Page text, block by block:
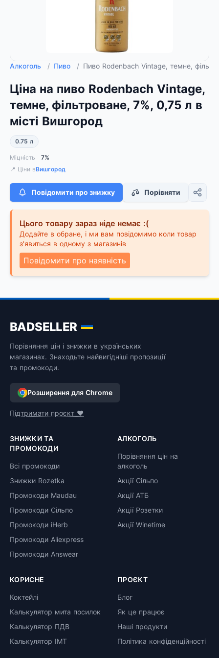
Алкоголь / Пиво / Пиво Rodenbach Vintage, темне,
Ціна на пиво Rodenbach Vintage,
темне, фільтроване, 7%, 0,75 л в
місті Вишгород
0.75 л
Міцність
7%
📍 Ціни вВишгород
Повідомити про знижку Порівняти
Цього товару зараз ніде немає :(
Додайте в обране, і ми вам повідомимо коли товар
з'явиться в одному з магазинів
Повідомити про наявність
BADSELLER
Порівняння цін і знижки в українських
магазинах. Знаходьте найвигідніші пропозиції
та промокоди.
Розширення для Chrome
Підтримати проєкт ❤️
ЗНИЖКИ ТА
ПРОМОКОДИ
Всі промокоди
Знижки Rozetka
Промокоди Maudau
Промокоди Сільпо
Промокоди iHerb
Промокоди Aliexpress
Промокоди Answear
АЛКОГОЛЬ
Порівняння цін на
алкоголь
Акції Сільпо
Акції АТБ
Акції Розетки
Акції Winetime
КОРИСНЕ
Коктейлі
Калькулятор мита посилок
Калькулятор ПДВ
Калькулятор ІМТ
ПРОЄКТ
Блог
Як це працює
Наші продукти
Політика конфіденційності